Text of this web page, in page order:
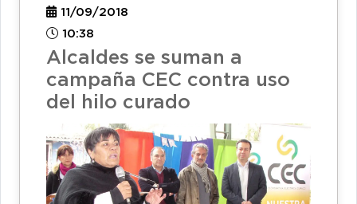
11/09/2018
10:38
Alcaldes se suman a
campaña CEC contra uso
del hilo curado